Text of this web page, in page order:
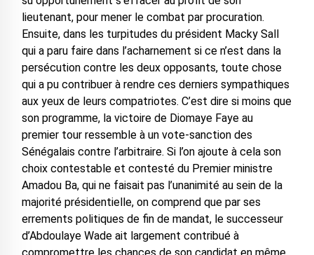
lieutenant, pour mener le combat par procuration.
Ensuite, dans les turpitudes du président Macky Sall
qui a paru faire dans l’acharnement si ce n’est dans la
persécution contre les deux opposants, toute chose
qui a pu contribuer à rendre ces derniers sympathiques
aux yeux de leurs compatriotes. C’est dire si moins que
son programme, la victoire de Diomaye Faye au
premier tour ressemble à un vote-sanction des
Sénégalais contre l’arbitraire. Si l’on ajoute à cela son
choix contestable et contesté du Premier ministre
Amadou Ba, qui ne faisait pas l’unanimité au sein de la
majorité présidentielle, on comprend que par ses
errements politiques de fin de mandat, le successeur
d’Abdoulaye Wade ait largement contribué à